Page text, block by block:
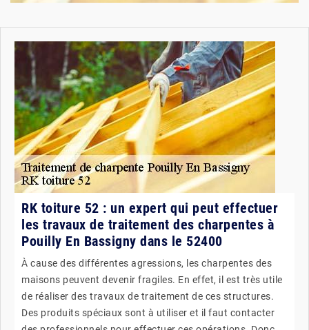
RK toiture 52 : un expert qui peut effectuer
les travaux de traitement des charpentes à
Pouilly En Bassigny dans le 52400
À cause des différentes agressions, les charpentes des
maisons peuvent devenir fragiles. En effet, il est très utile
de réaliser des travaux de traitement de ces structures.
Des produits spéciaux sont à utiliser et il faut contacter